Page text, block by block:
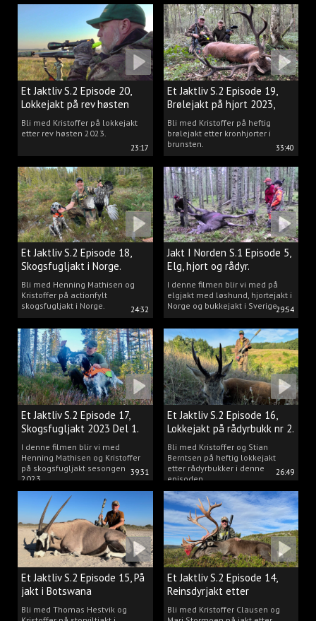
23:17
Et Jaktliv S.2 Episode 20,
Lokkejakt på rev høsten
2023.
Bli med Kristoffer på lokkejakt
etter rev høsten 2023.
33:40
Et Jaktliv S.2 Episode 19,
Brølejakt på hjort 2023,
del.1
Bli med Kristoffer på heftig
brølejakt etter kronhjorter i
brunsten.
24:32
Et Jaktliv S.2 Episode 18,
Skogsfugljakt i Norge.
Bli med Henning Mathisen og
Kristoffer på actionfylt
skogsfugljakt i Norge.
29:54
Jakt I Norden S.1 Episode 5,
Elg, hjort og rådyr.
I denne filmen blir vi med på
elgjakt med løshund, hjortejakt i
Norge og bukkejakt i Sverige.
39:31
Et Jaktliv S.2 Episode 17,
Skogsfugljakt 2023 Del 1.
I denne filmen blir vi med
Henning Mathisen og Kristoffer
på skogsfugljakt sesongen
2023.
26:49
Et Jaktliv S.2 Episode 16,
Lokkejakt på rådyrbukk nr 2.
Bli med Kristoffer og Stian
Berntsen på heftig lokkejakt
etter rådyrbukker i denne
episoden.
Et Jaktliv S.2 Episode 15, På
jakt i Botswana
Bli med Thomas Hestvik og
Et Jaktliv S.2 Episode 14,
Reinsdyrjakt etter
storbukker.
Bli med Kristoffer Clausen og